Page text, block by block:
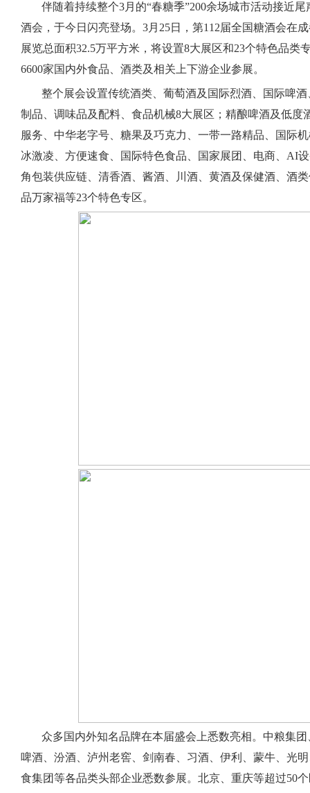
伴随着持续整个3月的“春糖季”200余场城市活动接近
酒会，于今日闪亮登场。3月25日，第112届全国糖酒会在
展览总面积32.5万平方米，将设置8大展区和23个特色品类
6600家国内外食品、酒类及相关上下游企业参展。
整个展会设置传统酒类、葡萄酒及国际烈酒、国际啤
制品、调味品及配料、食品机械8大展区；精酿啤酒及低度
服务、中华老字号、糖果及巧克力、一带一路精品、国际
冰激凌、方便速食、国际特色食品、国家展团、电商、AI
角包装供应链、清香酒、酱酒、川酒、黄酒及保健酒、酒
品万家福等23个特色专区。
众多国内外知名品牌在本届盛会上悉数亮相。中粮集
啤酒、汾酒、泸州老窖、剑南春、习酒、伊利、蒙牛、光
食集团等各品类头部企业悉数参展。北京、重庆等超过50